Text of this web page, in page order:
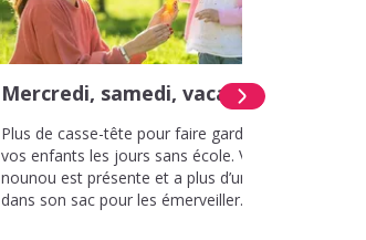
Mercredi, samedi, vacances
Plus de casse-tête pour faire garder
vos enfants les jours sans école. Votre
nounou est présente et a plus d’un tour
dans son sac pour les émerveiller.